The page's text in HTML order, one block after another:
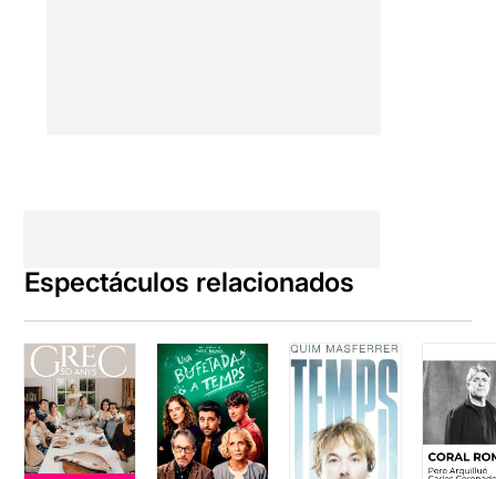
Espectáculos relacionados